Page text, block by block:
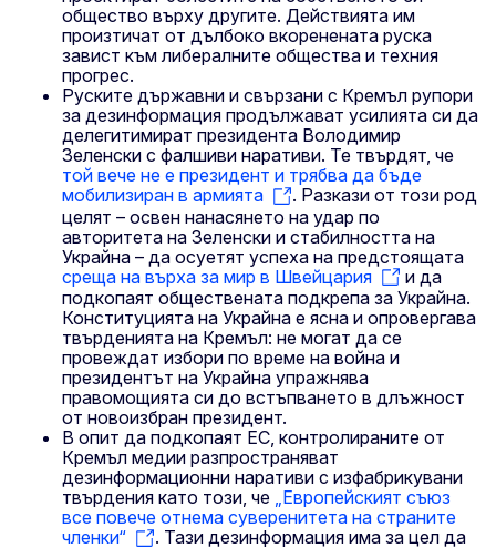
общество върху другите. Действията им
произтичат от дълбоко вкоренената руска
завист към либералните общества и техния
прогрес.
Руските държавни и свързани с Кремъл рупори
за дезинформация продължават усилията си да
делегитимират президента Володимир
Зеленски с фалшиви наративи. Те твърдят, че
той вече не е президент и трябва да бъде
мобилизиран в армията
. Разкази от този род
целят – освен нанасянето на удар по
авторитета на Зеленски и стабилността на
Украйна – да осуетят успеха на предстоящата
среща на върха за мир в Швейцария
и да
подкопаят обществената подкрепа за Украйна.
Конституцията на Украйна е ясна и опровергава
твърденията на Кремъл: не могат да се
провеждат избори по време на война и
президентът на Украйна упражнява
правомощията си до встъпването в длъжност
от новоизбран президент.
В опит да подкопаят ЕС, контролираните от
Кремъл медии разпространяват
дезинформационни наративи с изфабрикувани
твърдения като този, че „Европейският съюз
все повече отнема суверенитета на страните
членки“
. Тази дезинформация има за цел да